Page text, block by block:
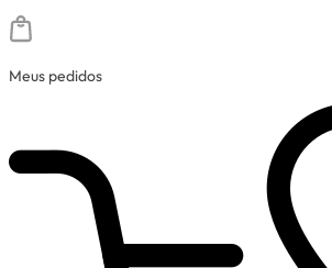
Meus pedidos